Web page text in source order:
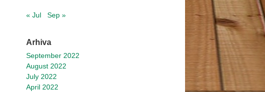
« Jul Sep »
Arhiva
September 2022
August 2022
July 2022
April 2022